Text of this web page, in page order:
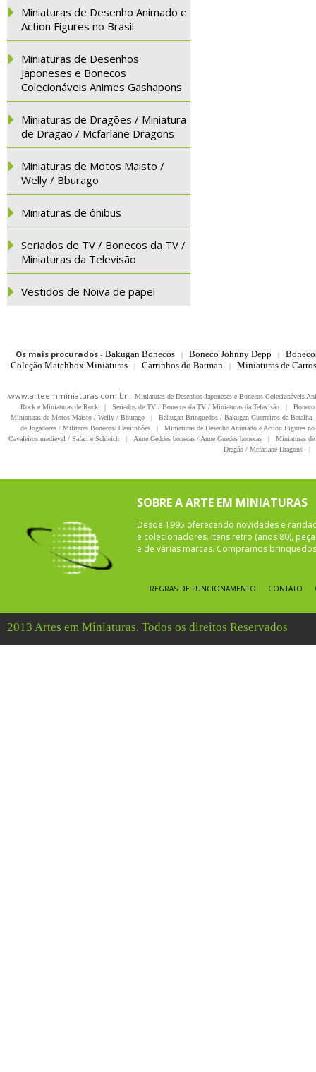
Miniaturas de Desenho Animado e
Action Figures no Brasil
Miniaturas de Desenhos
Japoneses e Bonecos
Colecionáveis Animes Gashapons
Miniaturas de Dragões / Miniatura
de Dragão / Mcfarlane Dragons
Miniaturas de Motos Maisto /
Welly / Bburago
Miniaturas de ônibus
Seriados de TV / Bonecos da TV /
Miniaturas da Televisão
Vestidos de Noiva de papel
Os mais procurados- Bakugan Bonecos | Boneco Johnny Depp |
Coleção Matchbox Miniaturas
| Carrinhos do Batman | Miniaturas de
www.arteemminiaturas.com.br - Miniaturas de Desenhos Japoneses e Bonecos Colecionáveis
Rock e Miniaturas de Rock
| Seriados de TV / Bonecos da TV / Miniaturas da Televisão |
Miniaturas de Motos Maisto / Welly / Bburago
| Bakugan Brinquedos / Bakugan Guerreiros da Batalha
de Jogadores / Militares Bonecos/ Caminhões
|
Miniaturas de Desenho Animado e Action Figures
Cavaleiros medieval / Safari e Schleich
| Anne Geddes bonecas / Anne Guedes bonecas |
Miniaturas
Dragão / Mcfarlane Dragons
|
SOBRE A ARTE EM MINIATURAS
Desde 1995 oferecendo novidades e
e colecionadores. Itens retro (anos 80),
e de várias marcas. Compramos
REGRAS DE FUNCIONAMENTO CONTATO
2013 Artes em Miniaturas. Todos os direitos Reservados